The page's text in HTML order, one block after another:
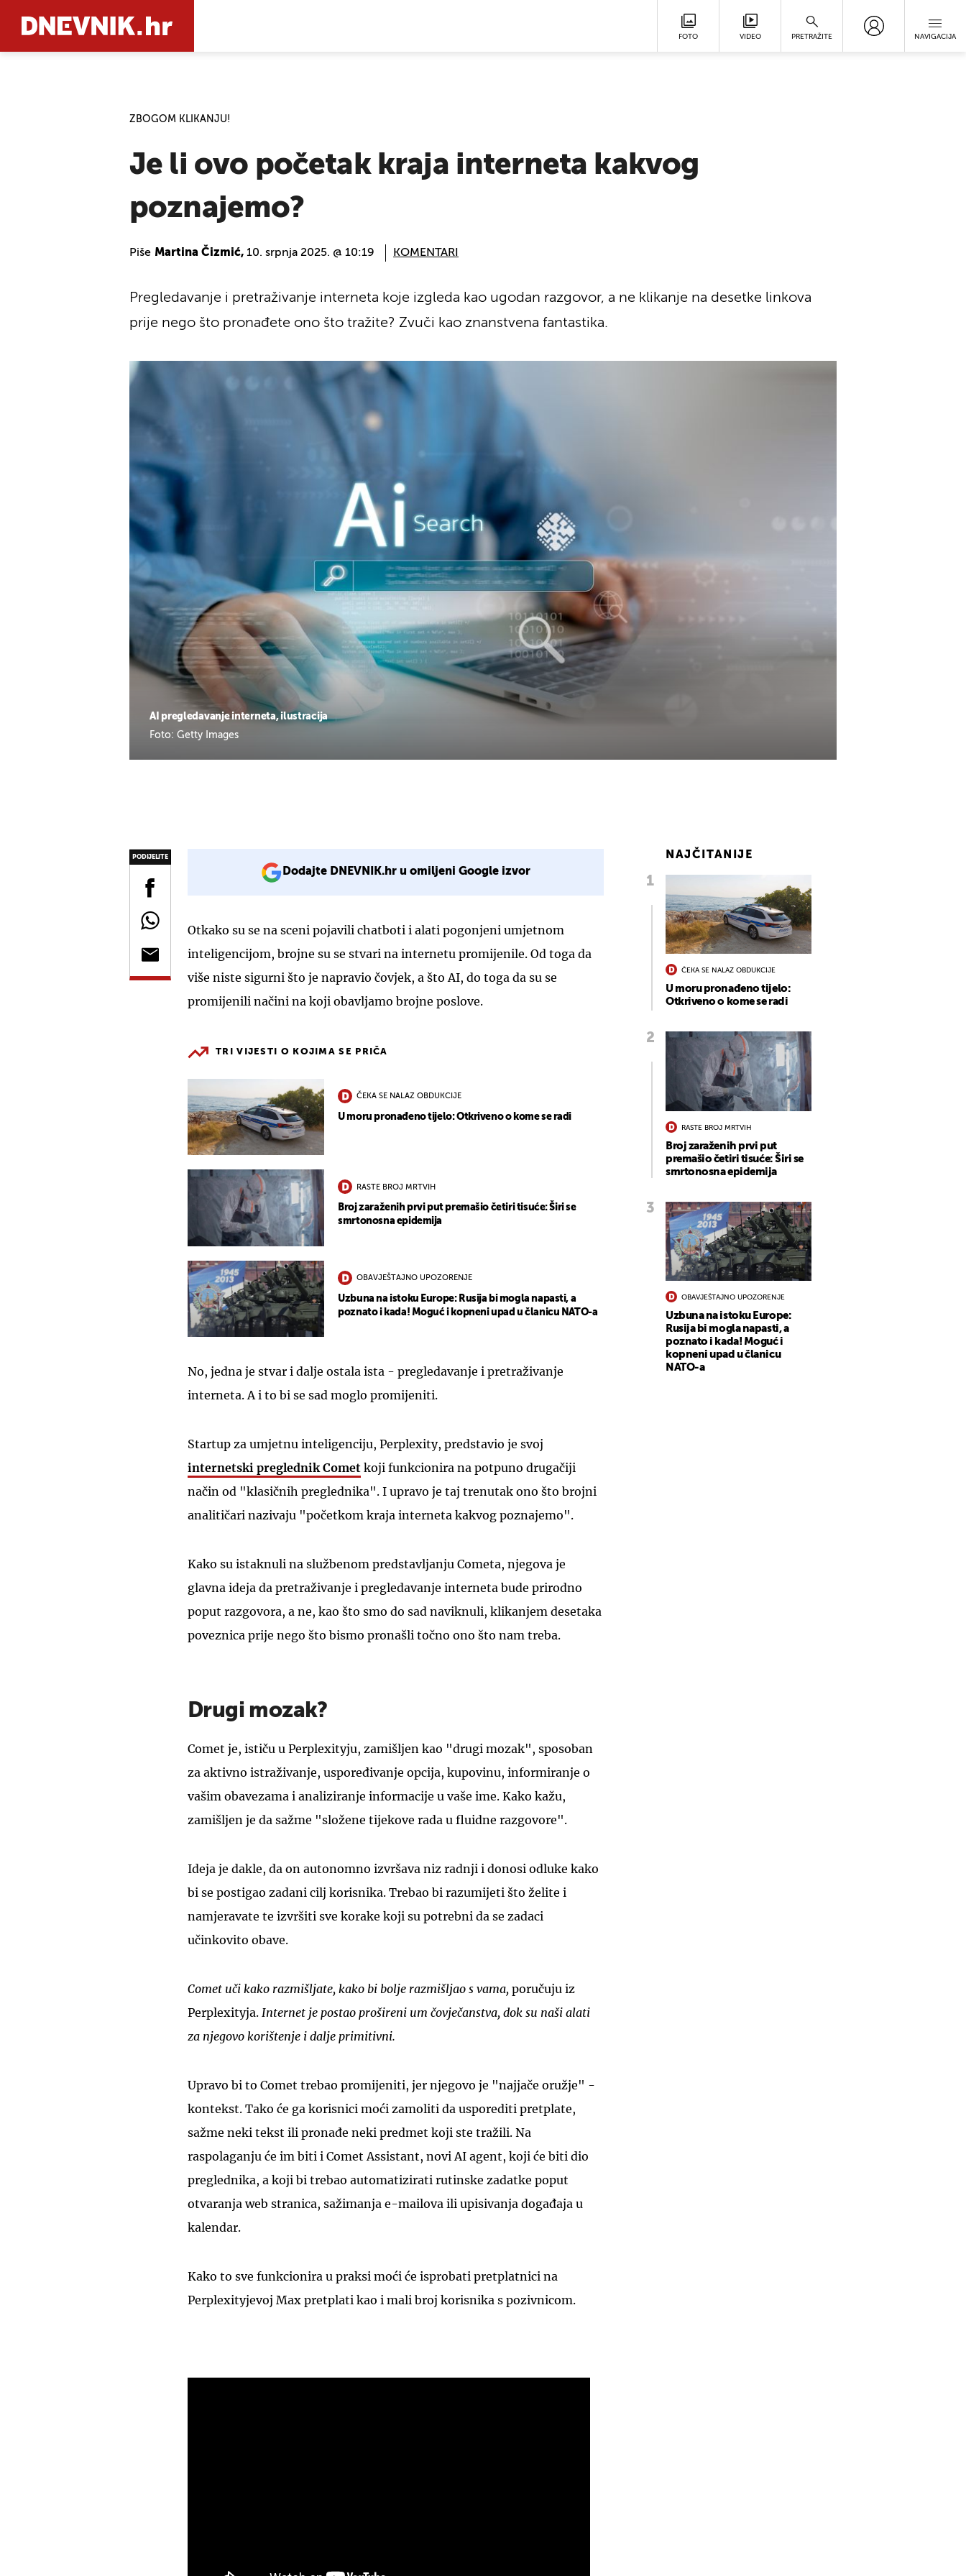
FOTO VIDEO PRETRAŽITE NAVIGACIJA
ZBOGOM KLIKANJU!
Je li ovo početak kraja interneta kakvog
poznajemo?
Piše Martina Čizmić, 10. srpnja 2025. @ 10:19 KOMENTARI
AI pregledavanje interneta, ilustracija
Foto: Getty Images
Pregledavanje i pretraživanje interneta koje izgleda kao ugodan razgovor, a ne klikanje na desetke linkova
prije nego što pronađete ono što tražite? Zvuči kao znanstvena fantastika.
PODIJELITE
Dodajte DNEVNIK.hr u omiljeni Google izvor
Otkako su se na sceni pojavili chatboti i alati pogonjeni umjetnom
inteligencijom, brojne su se stvari na internetu promijenile. Od toga da
više niste sigurni što je napravio čovjek, a što AI, do toga da su se
promijenili načini na koji obavljamo brojne poslove.
TRI VIJESTI O KOJIMA SE PRIČA
ČEKA SE NALAZ OBDUKCIJE
U moru pronađeno tijelo: Otkriveno o kome se radi
RASTE BROJ MRTVIH
Broj zaraženih prvi put premašio četiri tisuće: Širi se
smrtonosna epidemija
OBAVJEŠTAJNO UPOZORENJE
Uzbuna na istoku Europe: Rusija bi mogla napasti, a
poznato i kada! Moguć i kopneni upad u članicu NATO-a
No, jedna je stvar i dalje ostala ista - pregledavanje i pretraživanje
interneta. A i to bi se sad moglo promijeniti.
Startup za umjetnu inteligenciju, Perplexity, predstavio je svoj
internetski preglednik Comet koji funkcionira na potpuno drugačiji
način od "klasičnih preglednika". I upravo je taj trenutak ono što brojni
analitičari nazivaju "početkom kraja interneta kakvog poznajemo".
Kako su istaknuli na službenom predstavljanju Cometa, njegova je
glavna ideja da pretraživanje i pregledavanje interneta bude prirodno
poput razgovora, a ne, kao što smo do sad naviknuli, klikanjem desetaka
poveznica prije nego što bismo pronašli točno ono što nam treba.
Drugi mozak?
Comet je, ističu u Perplexityju, zamišljen kao "drugi mozak", sposoban
za aktivno istraživanje, uspoređivanje opcija, kupovinu, informiranje o
vašim obavezama i analiziranje informacije u vaše ime. Kako kažu,
zamišljen je da sažme "složene tijekove rada u fluidne razgovore".
Ideja je dakle, da on autonomno izvršava niz radnji i donosi odluke kako
bi se postigao zadani cilj korisnika. Trebao bi razumijeti što želite i
namjeravate te izvršiti sve korake koji su potrebni da se zadaci
učinkovito obave.
Comet uči kako razmišljate, kako bi bolje razmišljao s vama, poručuju iz
Perplexityja. Internet je postao prošireni um čovječanstva, dok su naši alati
za njegovo korištenje i dalje primitivni.
Upravo bi to Comet trebao promijeniti, jer njegovo je "najjače oružje" -
kontekst. Tako će ga korisnici moći zamoliti da usporediti pretplate,
sažme neki tekst ili pronađe neki predmet koji ste tražili. Na
raspolaganju će im biti i Comet Assistant, novi AI agent, koji će biti dio
preglednika, a koji bi trebao automatizirati rutinske zadatke poput
otvaranja web stranica, sažimanja e-mailova ili upisivanja događaja u
kalendar.
Kako to sve funkcionira u praksi moći će isprobati pretplatnici na
Perplexityjevoj Max pretplati kao i mali broj korisnika s pozivnicom.
NAJČITANIJE
ČEKA SE NALAZ OBDUKCIJE
U moru pronađeno tijelo:
Otkriveno o kome se radi
RASTE BROJ MRTVIH
Broj zaraženih prvi put
premašio četiri tisuće: Širi se
smrtonosna epidemija
OBAVJEŠTAJNO UPOZORENJE
Uzbuna na istoku Europe:
Rusija bi mogla napasti, a
poznato i kada! Moguć i
kopneni upad u članicu
NATO-a